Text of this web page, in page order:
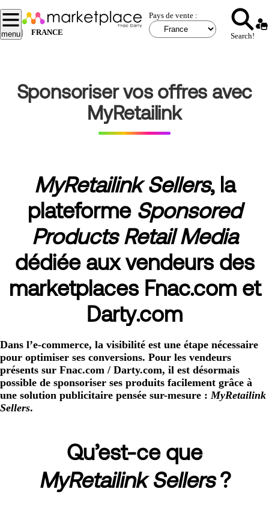
Aller
au
contenu
principal
menu | FRANCE
Pays de vente :
Search!
Sponsoriser vos offres avec
MyRetailink
MyRetailink Sellers, la
plateforme Sponsored
Products Retail Media
dédiée aux vendeurs des
marketplaces Fnac.com et
Darty.com
Dans l’e-commerce, la visibilité est une étape nécessaire
pour optimiser ses conversions. Pour les vendeurs
présents sur Fnac.com / Darty.com, il est désormais
possible de sponsoriser ses produits facilement grâce à
une solution publicitaire pensée sur-mesure :MyRetailink
Sellers.
Qu’est-ce que
MyRetailink Sellers?